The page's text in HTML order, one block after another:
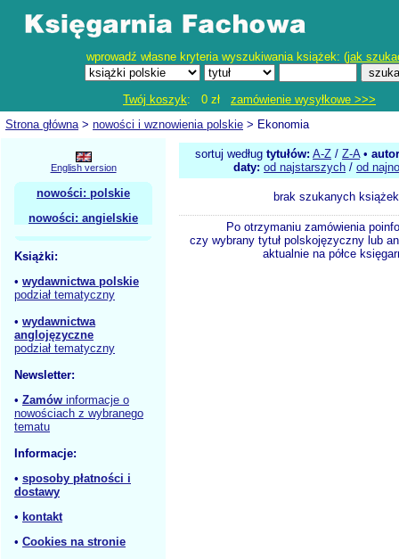
wprowadź własne kryteria wyszukiwania książek: (jak
Twój koszyk: 0 zł zamówienie wysyłkowe >>>
Strona główna> nowości i wznowienia polskie > Ekonomia
English version
nowości: polskie
nowości: angielskie
Książki:
• wydawnictwa polskie
podział tematyczny
• wydawnictwa
anglojęzyczne
podział tematyczny
Newsletter:
• Zamów informacje o
nowościach z wybranego
tematu
Informacje:
• sposoby płatności i
dostawy
• kontakt
• Cookies na stronie
sortuj według tytułów: A-Z / Z-A•
daty: od najstarszych / od
brak szukanych książek
Po otrzymaniu zamówienia
czy wybrany tytuł polskojęzyczny lub
aktualnie na półce